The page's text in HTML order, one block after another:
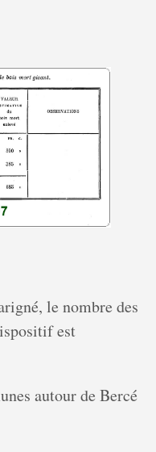
le nombre des
est
autour de Bercé